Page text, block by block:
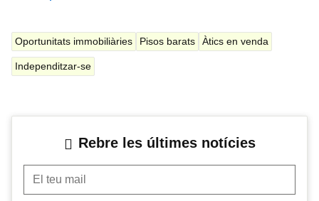
Oportunitats immobiliàries Pisos barats Àtics en venda
Independitzar-se
Rebre les últimes notícies
El teu mail